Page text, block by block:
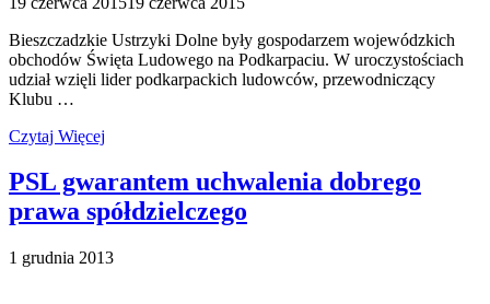
Bieszczadzkie Ustrzyki Dolne były gospodarzem wojewódzkich
obchodów Święta Ludowego na Podkarpaciu. W uroczystościach
udział wzięli lider podkarpackich ludowców, przewodniczący
Klubu …
Czytaj Więcej
PSL gwarantem uchwalenia dobrego
prawa spółdzielczego
1 grudnia 2013